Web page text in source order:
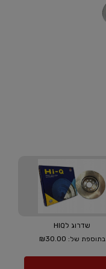
שדרוג לHIQ
בתוספת של: ₪30.00